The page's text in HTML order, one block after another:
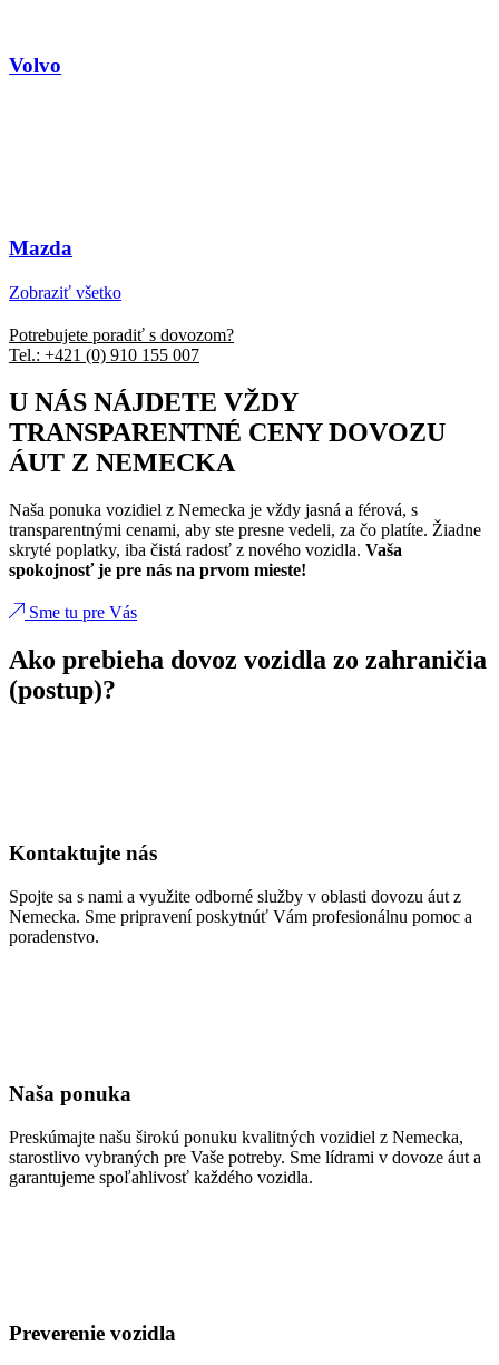
Volvo
Mazda
Zobraziť všetko
Potrebujete poradiť s dovozom?
Tel.: +421 (0) 910 155 007
U NÁS NÁJDETE VŽDY
TRANSPARENTNÉ CENY DOVOZU
ÁUT Z NEMECKA
Naša ponuka vozidiel z Nemecka je vždy jasná a férová, s
transparentnými cenami, aby ste presne vedeli, za čo platíte. Žiadne
skryté poplatky, iba čistá radosť z nového vozidla. Vaša
spokojnosť je pre nás na prvom mieste!
Sme tu pre Vás
Ako prebieha dovoz vozidla zo zahraničia
(postup)?
Kontaktujte nás
Spojte sa s nami a využite odborné služby v oblasti dovozu áut z
Nemecka. Sme pripravení poskytnúť Vám profesionálnu pomoc a
poradenstvo.
Naša ponuka
Preskúmajte našu širokú ponuku kvalitných vozidiel z Nemecka,
starostlivo vybraných pre Vaše potreby. Sme lídrami v dovoze áut a
garantujeme spoľahlivosť každého vozidla.
Preverenie vozidla